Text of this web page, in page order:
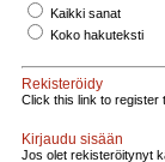
Kaikki sanat
Koko hakuteksti
Rekisteröidy
Click this link to register
Kirjaudu sisään
Jos olet rekisteröitynyt